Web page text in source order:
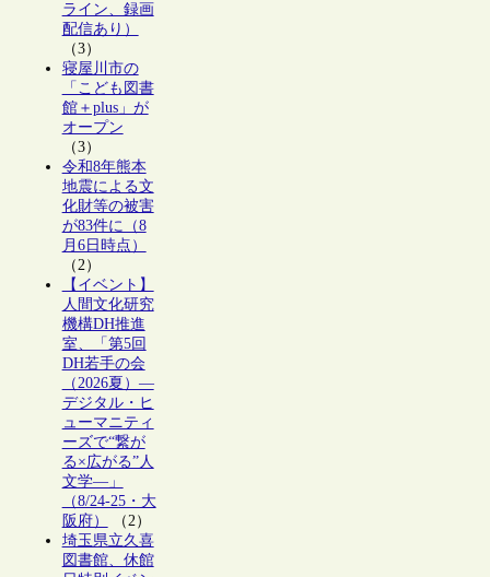
ライン、録画
配信あり）
（3）
寝屋川市の
「こども図書
館＋plus」が
オープン
（3）
令和8年熊本
地震による文
化財等の被害
が83件に（8
月6日時点）
（2）
【イベント】
人間文化研究
機構DH推進
室、「第5回
DH若手の会
（2026夏）―
デジタル・ヒ
ューマニティ
ーズで“繋が
る×広がる”人
文学―」
（8/24-25・大
阪府）
（2）
埼玉県立久喜
図書館、休館